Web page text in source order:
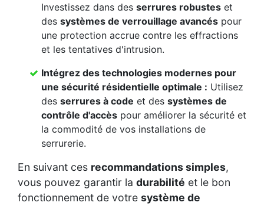
Investissez dans des serrures robustes et
des systèmes de verrouillage avancés pour
une protection accrue contre les effractions
et les tentatives d'intrusion.
Intégrez des technologies modernes pour
une sécurité résidentielle optimale : Utilisez
des serrures à code et des systèmes de
contrôle d'accès pour améliorer la sécurité et
la commodité de vos installations de
serrurerie.
En suivant ces recommandations simples,
vous pouvez garantir la durabilité et le bon
fonctionnement de votre système de